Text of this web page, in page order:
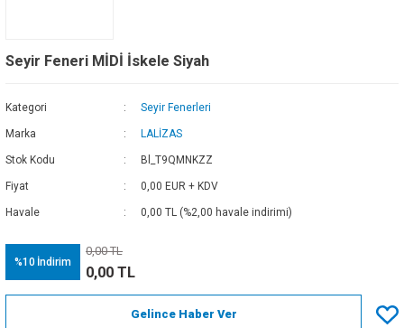
Seyir Feneri MİDİ İskele Siyah
Kategori Seyir Fenerleri
Marka LALİZAS
Stok Kodu Bl_T9QMNKZZ
Fiyat 0,00 EUR + KDV
Havale 0,00 TL (%2,00 havale indirimi)
%10 İndirim
0,00 TL
0,00 TL
Gelince Haber Ver